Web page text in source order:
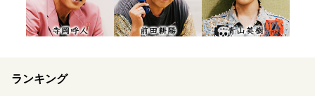
ランキング